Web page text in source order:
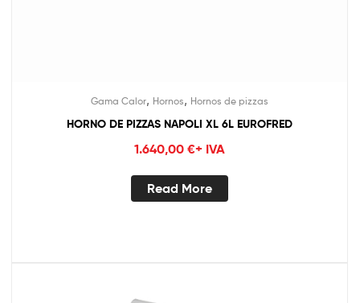
Gama Calor, Hornos, Hornos de pizzas
HORNO DE PIZZAS NAPOLI XL 6L EUROFRED
1.640,00 €+ IVA
Read More